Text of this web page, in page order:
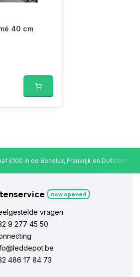
40 cm
€100 in de Benelux, Frankrijk en Duitsland
now opened
vragen
9 277 45 50
486 17 84 73